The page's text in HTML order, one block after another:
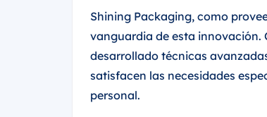
Shining Packaging, como
vanguardia de esta innovación.
desarrollado técnicas
satisfacen las necesidades
personal.